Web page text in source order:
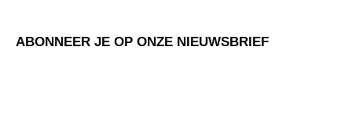
ABONNEER JE OP ONZE NIEUWSBRIEF